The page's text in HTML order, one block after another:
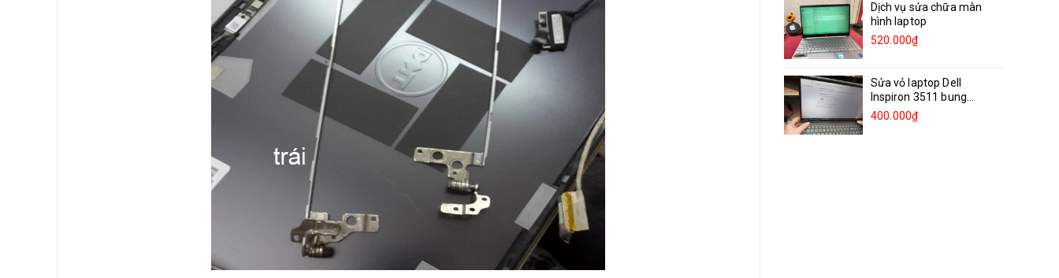
Dịch vụ sửa chữa màn
hình laptop
520.000₫
Sửa vỏ laptop Dell
Inspiron 3511 bung
bản...
400.000₫